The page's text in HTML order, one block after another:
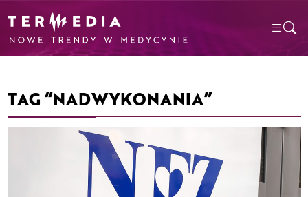
TAG “NADWYKONANIA”